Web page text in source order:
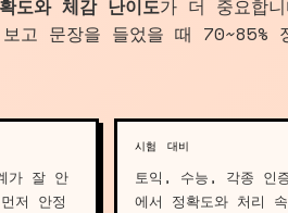
도와 체감 난이도가 더 중요합
고 문장을 들었을 때 70~85%
가 잘 안
저 안정
시험 대비
토익, 수능, 각종 인
에서 정확도와 처리